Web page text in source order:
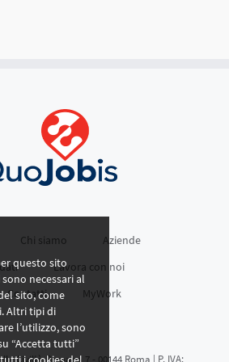
Chi siamo
Aziende
Lavora con noi
Contatti
MyWork
Civiltà Romana 7 - 00144 Roma | P. IVA:
questo sito
necessari al
sito, come
Altri tipi di
l’utilizzo, sono
“Accetta tutti”